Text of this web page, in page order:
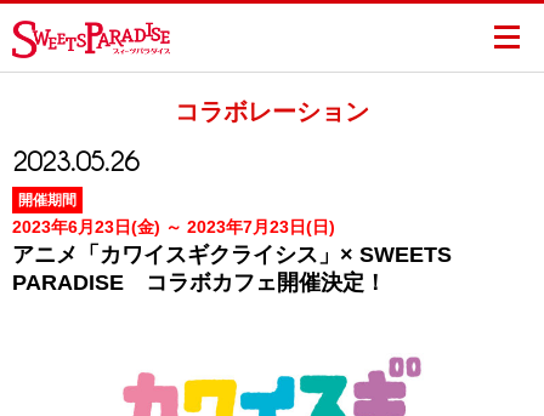
コラボレーション
2023.05.26
開催期間
2023年6月23日(金) ～ 2023年7月23日(日)
アニメ「カワイスギクライシス」× SWEETS
PARADISE コラボカフェ開催決定！